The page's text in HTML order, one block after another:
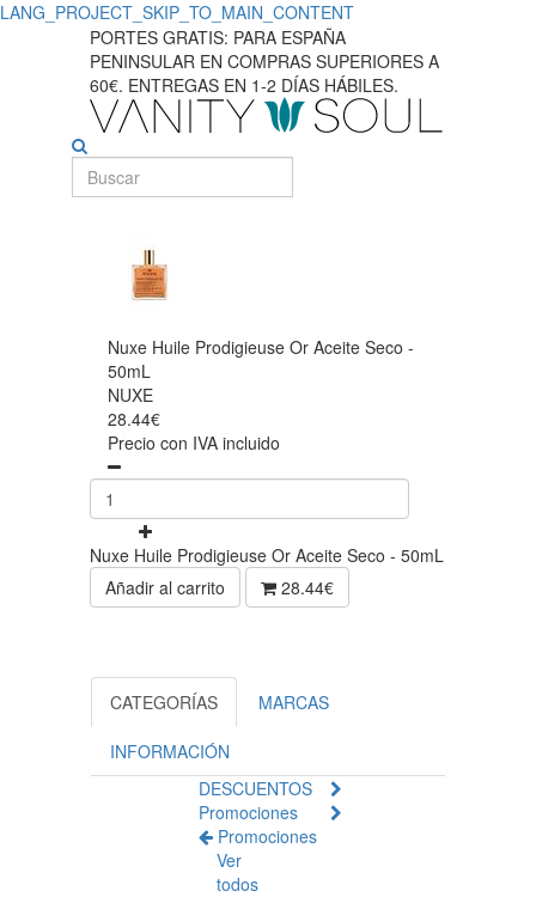
LANG_PROJECT_SKIP_TO_MAIN_CONTENT
PORTES GRATIS: PARA ESPAÑA
PENINSULAR EN COMPRAS SUPERIORES A
60€. ENTREGAS EN 1-2 DÍAS HÁBILES.
Nuxe Huile Prodigieuse Or Aceite Seco -
50mL
NUXE
28.44€
Precio con IVA incluido
Nuxe Huile Prodigieuse Or Aceite Seco - 50mL
Añadir al carrito
28.44€
CATEGORÍAS MARCAS
INFORMACIÓN
DESCUENTOS
Promociones
Promociones
Ver
todos